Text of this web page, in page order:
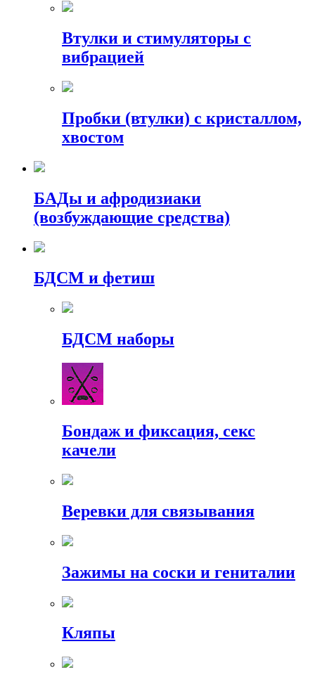
Втулки и стимуляторы с
вибрацией
Пробки (втулки) с кристаллом,
хвостом
БАДы и афродизиаки
(возбуждающие средства)
БДСМ и фетиш
БДСМ наборы
Бондаж и фиксация, секс
качели
Веревки для связывания
Зажимы на соски и гениталии
Кляпы